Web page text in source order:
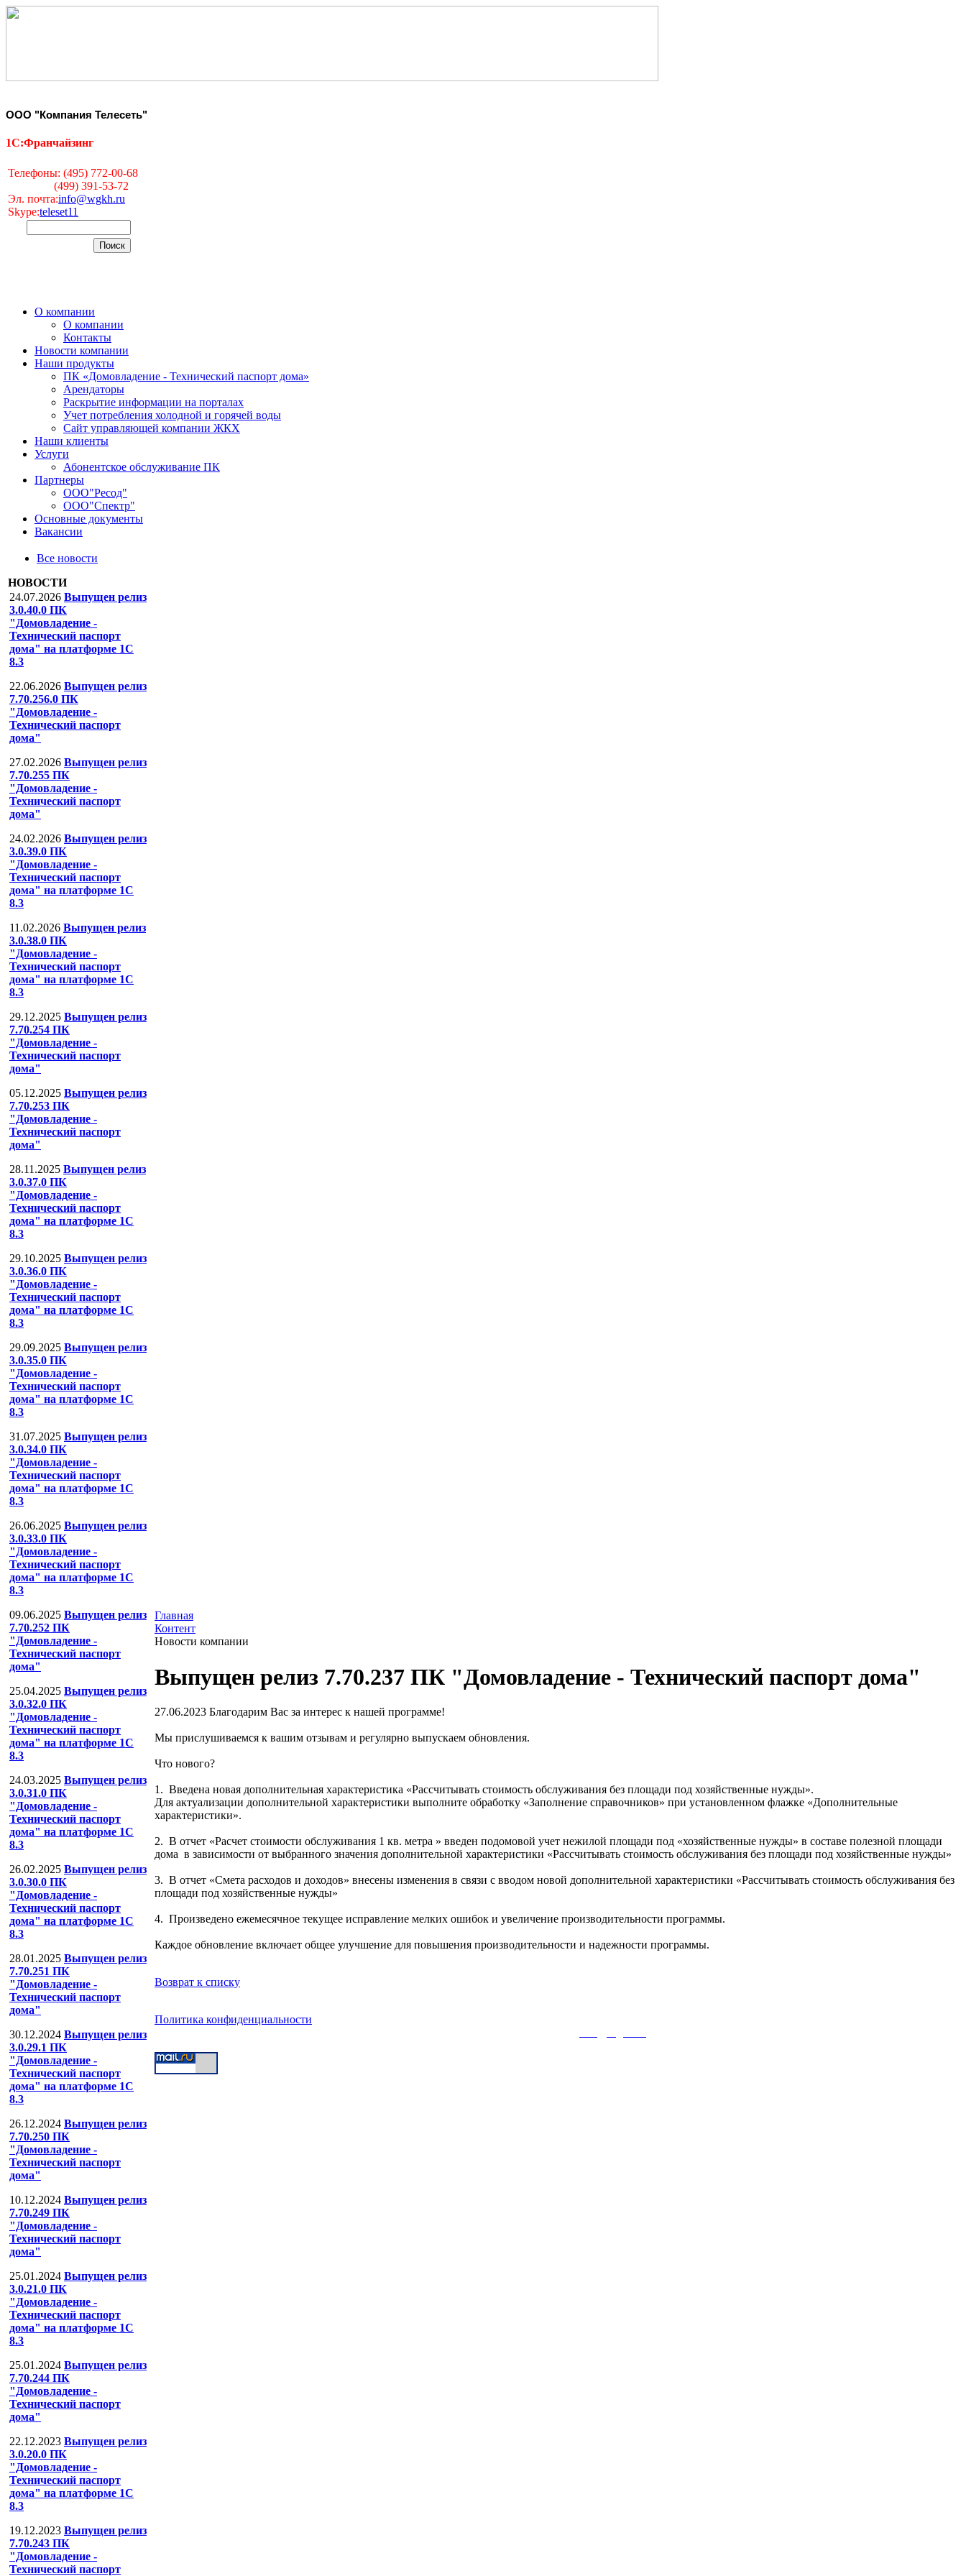
ООО "Компания Телесеть"
1С:Франчайзинг
Телефоны: (495) 772-00-68
(499) 391-53-72
Эл. почта:info@wgkh.ru
Skype:teleset11
О компании
О компании
Контакты
Новости компании
Наши продукты
ПК «Домовладение - Технический паспорт дома»
Арендаторы
Раскрытие информации на порталах
Учет потребления холодной и горячей воды
Сайт управляющей компании ЖКХ
Наши клиенты
Услуги
Абонентское обслуживание ПК
Партнеры
ООО"Ресод"
ООО"Спектр"
Основные документы
Вакансии
Все новости
НОВОСТИ
24.07.2026 Выпущен релиз
3.0.40.0 ПК
"Домовладение -
Технический паспорт
дома" на платформе 1С
8.3
22.06.2026 Выпущен релиз
7.70.256.0 ПК
"Домовладение -
Технический паспорт
дома"
27.02.2026 Выпущен релиз
7.70.255 ПК
"Домовладение -
Технический паспорт
дома"
24.02.2026 Выпущен релиз
3.0.39.0 ПК
"Домовладение -
Технический паспорт
дома" на платформе 1С
8.3
11.02.2026 Выпущен релиз
3.0.38.0 ПК
"Домовладение -
Технический паспорт
дома" на платформе 1С
8.3
29.12.2025 Выпущен релиз
7.70.254 ПК
"Домовладение -
Технический паспорт
дома"
05.12.2025 Выпущен релиз
7.70.253 ПК
"Домовладение -
Технический паспорт
дома"
28.11.2025 Выпущен релиз
3.0.37.0 ПК
"Домовладение -
Технический паспорт
дома" на платформе 1С
8.3
29.10.2025 Выпущен релиз
3.0.36.0 ПК
"Домовладение -
Технический паспорт
дома" на платформе 1С
8.3
29.09.2025 Выпущен релиз
3.0.35.0 ПК
"Домовладение -
Технический паспорт
дома" на платформе 1С
8.3
31.07.2025 Выпущен релиз
3.0.34.0 ПК
"Домовладение -
Технический паспорт
дома" на платформе 1С
8.3
26.06.2025 Выпущен релиз
3.0.33.0 ПК
"Домовладение -
Технический паспорт
дома" на платформе 1С
8.3
09.06.2025 Выпущен релиз
7.70.252 ПК
"Домовладение -
Технический паспорт
дома"
25.04.2025 Выпущен релиз
3.0.32.0 ПК
"Домовладение -
Технический паспорт
дома" на платформе 1С
8.3
24.03.2025 Выпущен релиз
3.0.31.0 ПК
"Домовладение -
Технический паспорт
дома" на платформе 1С
8.3
26.02.2025 Выпущен релиз
3.0.30.0 ПК
"Домовладение -
Технический паспорт
дома" на платформе 1С
8.3
28.01.2025 Выпущен релиз
7.70.251 ПК
"Домовладение -
Технический паспорт
дома"
30.12.2024 Выпущен релиз
3.0.29.1 ПК
"Домовладение -
Технический паспорт
дома" на платформе 1С
8.3
26.12.2024 Выпущен релиз
7.70.250 ПК
"Домовладение -
Технический паспорт
дома"
10.12.2024 Выпущен релиз
7.70.249 ПК
"Домовладение -
Технический паспорт
дома"
25.01.2024 Выпущен релиз
3.0.21.0 ПК
"Домовладение -
Технический паспорт
дома" на платформе 1С
8.3
25.01.2024 Выпущен релиз
7.70.244 ПК
"Домовладение -
Технический паспорт
дома"
22.12.2023 Выпущен релиз
3.0.20.0 ПК
"Домовладение -
Технический паспорт
дома" на платформе 1С
8.3
19.12.2023 Выпущен релиз
7.70.243 ПК
"Домовладение -
Технический паспорт
Главная
Контент
Новости компании
Выпущен релиз 7.70.237 ПК "Домовладение - Технический паспорт дома"
27.06.2023 Благодарим Вас за интерес к нашей программе!
Мы прислушиваемся к вашим отзывам и регулярно выпускаем обновления.
Что нового?
1. Введена новая дополнительная характеристика «Рассчитывать стоимость обслуживания без площади под хозяйственные нужды».
Для актуализации дополнительной характеристики выполните обработку «Заполнение справочников» при установленном флажке «Дополнительные
характеристики».
2. В отчет «Расчет стоимости обслуживания 1 кв. метра » введен подомовой учет нежилой площади под «хозяйственные нужды» в составе полезной площади
дома в зависимости от выбранного значения дополнительной характеристики «Рассчитывать стоимость обслуживания без площади под хозяйственные нужды»
3. В отчет «Смета расходов и доходов» внесены изменения в связи с вводом новой дополнительной характеристики «Рассчитывать стоимость обслуживания без
площади под хозяйственные нужды»
4. Произведено ежемесячное текущее исправление мелких ошибок и увеличение производительности программы.
Каждое обновление включает общее улучшение для повышения производительности и надежности программы.
Возврат к списку
Политика конфиденциальности